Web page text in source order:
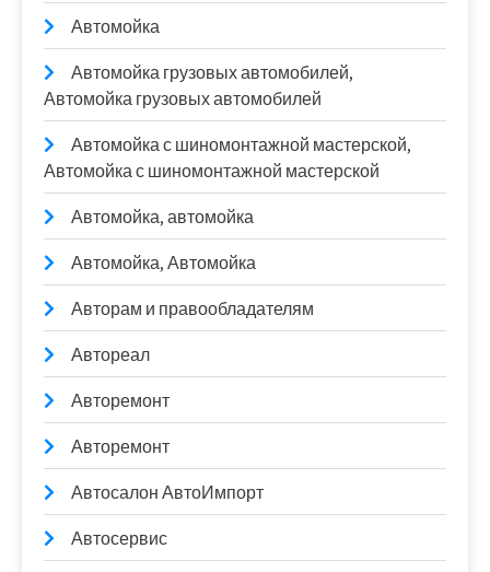
Автомойка
Автомойка грузовых автомобилей,
Автомойка грузовых автомобилей
Автомойка с шиномонтажной мастерской,
Автомойка с шиномонтажной мастерской
Автомойка, автомойка
Автомойка, Автомойка
Авторам и правообладателям
Автореал
Авторемонт
Авторемонт
Автосалон АвтоИмпорт
Автосервис